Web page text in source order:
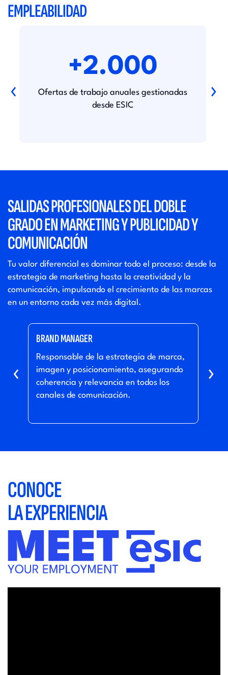
EMPLEABILIDAD
+2.000
Ofertas de trabajo anuales gestionadas
desde ESIC
‹ ›
SALIDAS PROFESIONALES DEL DOBLE
GRADO EN MARKETING Y PUBLICIDAD Y
COMUNICACIÓN
Tu valor diferencial es dominar todo el proceso: desde la
estrategia de marketing hasta la creatividad y la
comunicación, impulsando el crecimiento de las marcas
en un entorno cada vez más digital.
BRAND MANAGER
Responsable de la estrategia de marca,
imagen y posicionamiento, asegurando
coherencia y relevancia en todos los
canales de comunicación.
‹ ›
CONOCE
LA EXPERIENCIA